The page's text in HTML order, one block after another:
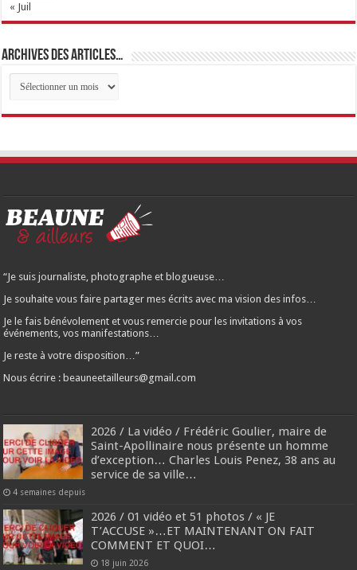
« Juil
Archives des articles…
Archives
des
articles…
“Je suis journaliste, photographe et blogueuse…
Je souhaite vous faire partager mes écrits avec ma vision des infos…
Je le fais bénévolement et vous remercie pour les invitations à vos
événements, vos manifestations…
Je reste à votre disposition…”
Nous écrire : beauneetailleurs@gmail.com
2026 / La vidéo / Frédéric Goulier, maire de
Saint-Apollinaire nous présente un homme
d’exception… Charles Louis Penez, 38 ans au
service de sa ville…
4 semaines depuis
2026 / 01 vidéo et 51 photos / « JE
T’ACCUSE »…ET MAINTENANT ON FAIT
COMMENT ET QUOI…
18 juin 2026